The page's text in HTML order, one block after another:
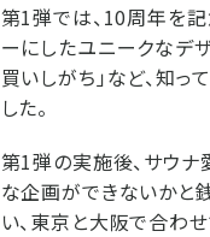
第1弾では、10周年を
ーにしたユニークなデ
買いしがち」など、知
した。
第1弾の実施後、サウ
な企画ができないかと
い、東京と大阪で合わ